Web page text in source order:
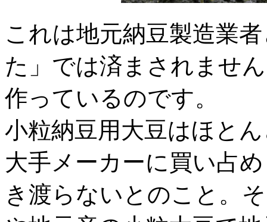
これは地元納豆製造業
た」では済まされませ
作っているのです。
小粒納豆用大豆はほと
大手メーカーに買い占
き渡らないとのこと。